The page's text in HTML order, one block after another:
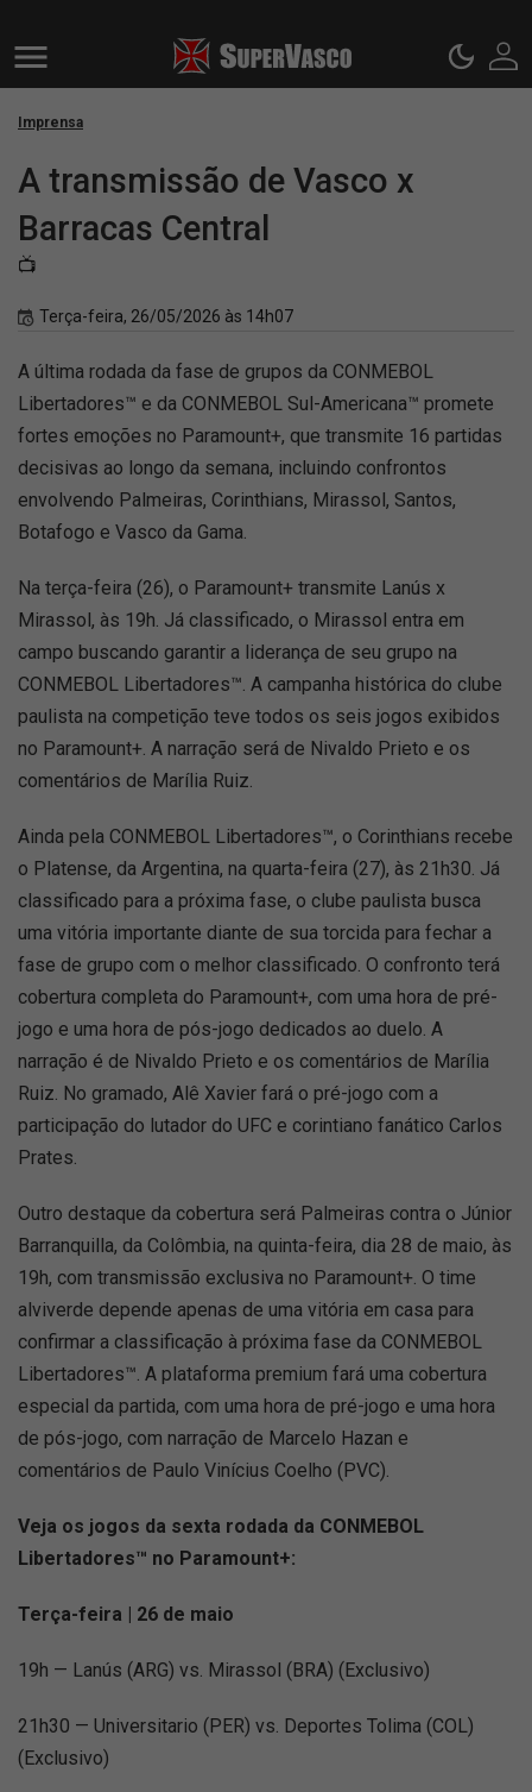
Imprensa
A transmissão de Vasco x
Barracas Central
📺
Terça-feira, 26/05/2026 às 14h07
A última rodada da fase de grupos da CONMEBOL
Libertadores™ e da CONMEBOL Sul-Americana™ promete
fortes emoções no Paramount+, que transmite 16 partidas
decisivas ao longo da semana, incluindo confrontos
envolvendo Palmeiras, Corinthians, Mirassol, Santos,
Botafogo e Vasco da Gama.
Na terça-feira (26), o Paramount+ transmite Lanús x
Mirassol, às 19h. Já classificado, o Mirassol entra em
campo buscando garantir a liderança de seu grupo na
CONMEBOL Libertadores™. A campanha histórica do clube
paulista na competição teve todos os seis jogos exibidos
no Paramount+. A narração será de Nivaldo Prieto e os
comentários de Marília Ruiz.
Ainda pela CONMEBOL Libertadores™, o Corinthians recebe
o Platense, da Argentina, na quarta-feira (27), às 21h30. Já
classificado para a próxima fase, o clube paulista busca
uma vitória importante diante de sua torcida para fechar a
fase de grupo com o melhor classificado. O confronto terá
cobertura completa do Paramount+, com uma hora de pré-
jogo e uma hora de pós-jogo dedicados ao duelo. A
narração é de Nivaldo Prieto e os comentários de Marília
Ruiz. No gramado, Alê Xavier fará o pré-jogo com a
participação do lutador do UFC e corintiano fanático Carlos
Prates.
Outro destaque da cobertura será Palmeiras contra o Júnior
Barranquilla, da Colômbia, na quinta-feira, dia 28 de maio, às
19h, com transmissão exclusiva no Paramount+. O time
alviverde depende apenas de uma vitória em casa para
confirmar a classificação à próxima fase da CONMEBOL
Libertadores™. A plataforma premium fará uma cobertura
especial da partida, com uma hora de pré-jogo e uma hora
de pós-jogo, com narração de Marcelo Hazan e
comentários de Paulo Vinícius Coelho (PVC).
Veja os jogos da sexta rodada da CONMEBOL
Libertadores™ no Paramount+:
Terça-feira | 26 de maio
19h — Lanús (ARG) vs. Mirassol (BRA) (Exclusivo)
21h30 — Universitario (PER) vs. Deportes Tolima (COL)
(Exclusivo)